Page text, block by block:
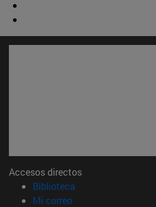
Accesos directos
Biblioteca
Mi correo(abre en nueva